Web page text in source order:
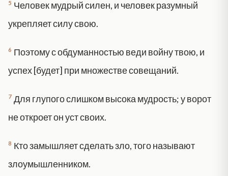
5 Человек мудрый силен, и человек разумный
укрепляет силу свою.
6 Поэтому с обдуманностью веди войну твою, и
успех [будет] при множестве совещаний.
7 Для глупого слишком высока мудрость; у ворот
не откроет он уст своих.
8 Кто замышляет сделать зло, того называют
злоумышленником.